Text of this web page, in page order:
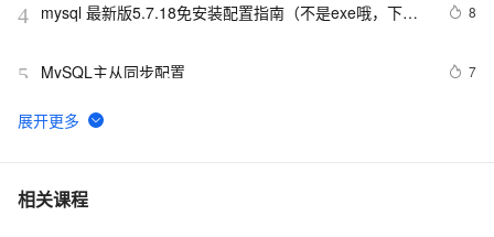
4 mysql 最新版5.7.18免安装配置指南（不是exe哦，下载
8
5 MySQL主从同步配置 7
6 PostgreSQL\MySQL比较
7 Mysql笔记--常用命令
相关课程